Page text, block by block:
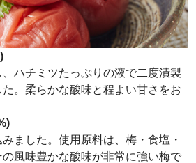
ハチミツたっぷりの液で二度漬製
。柔らかな酸味と程よい甘さをお
ました。使用原料は、梅・食塩・
風味豊かな酸味が非常に強い梅で